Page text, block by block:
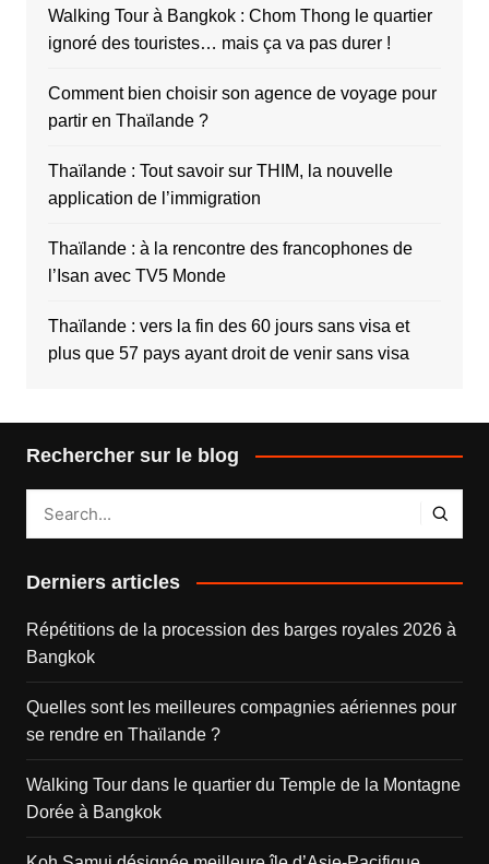
Walking Tour à Bangkok : Chom Thong le quartier
ignoré des touristes… mais ça va pas durer !
Comment bien choisir son agence de voyage pour
partir en Thaïlande ?
Thaïlande : Tout savoir sur THIM, la nouvelle
application de l’immigration
Thaïlande : à la rencontre des francophones de
l’Isan avec TV5 Monde
Thaïlande : vers la fin des 60 jours sans visa et
plus que 57 pays ayant droit de venir sans visa
Rechercher sur le blog
Derniers articles
Répétitions de la procession des barges royales 2026 à
Bangkok
Quelles sont les meilleures compagnies aériennes pour
se rendre en Thaïlande ?
Walking Tour dans le quartier du Temple de la Montagne
Dorée à Bangkok